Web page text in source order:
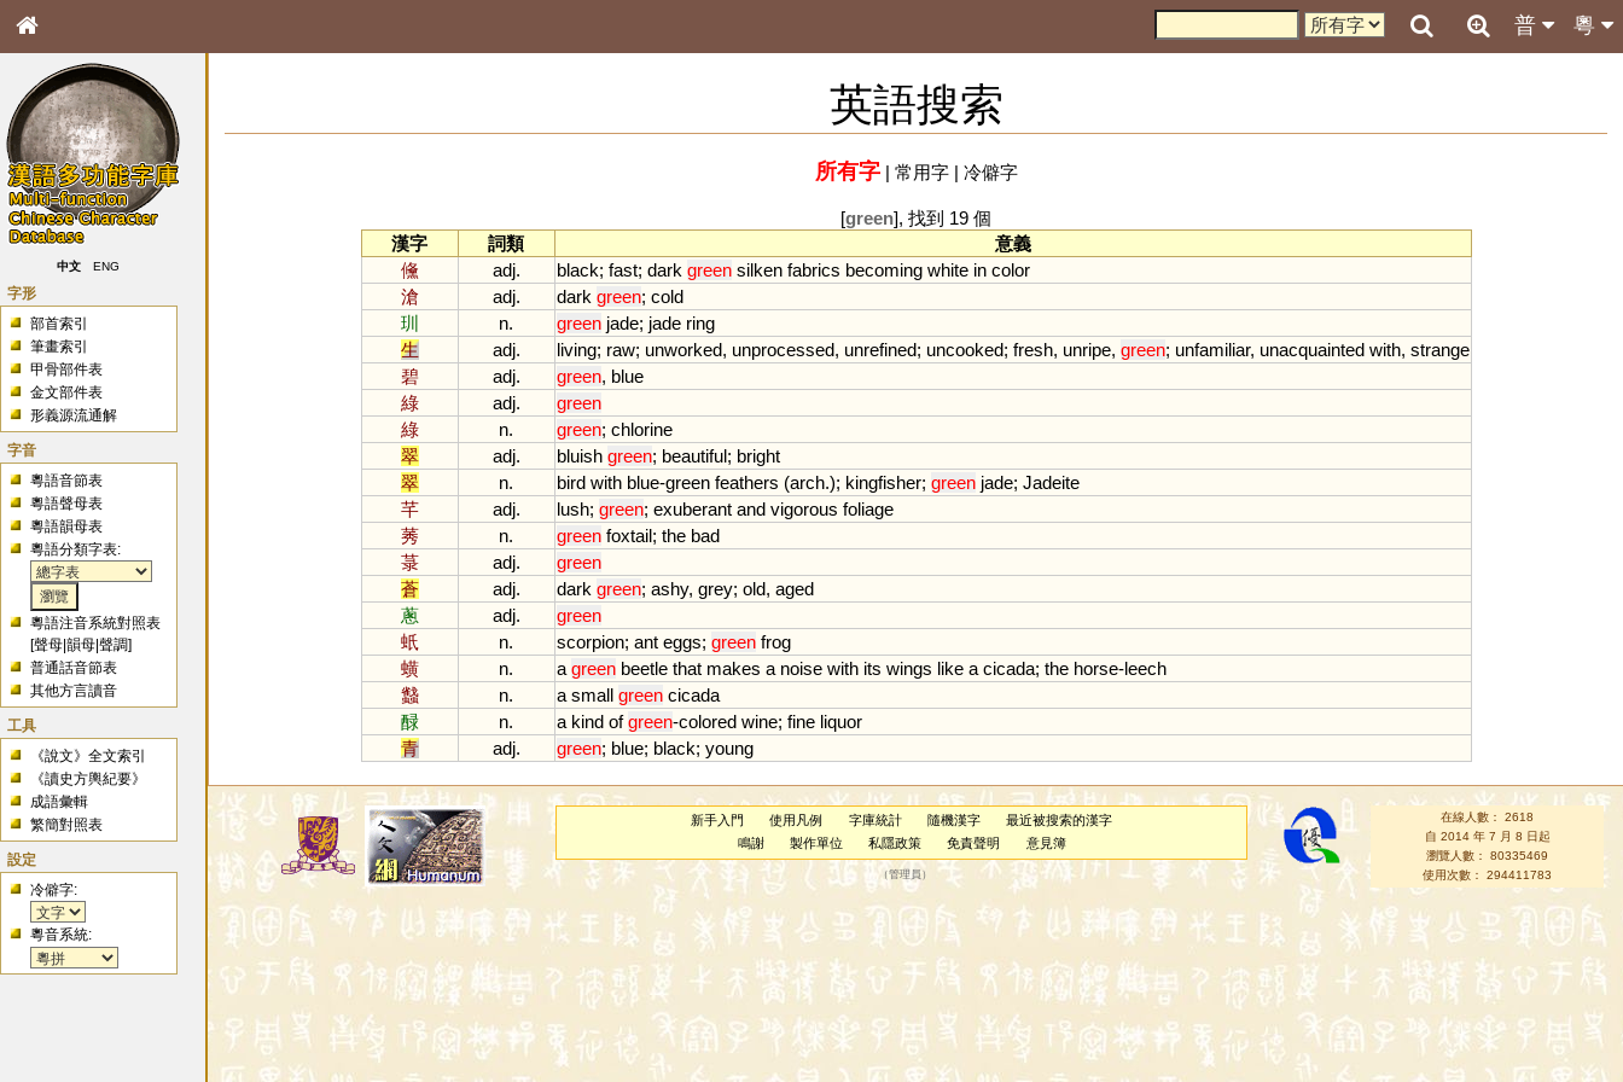
粵
普
中文 ENG
字形
部首索引
筆畫索引
甲骨部件表
金文部件表
形義源流通解
字音
粵語音節表
粵語聲母表
粵語韻母表
粵語分類字表:
粵語注音系統對照表
[聲母 |韻母 |聲調]
普通話音節表
其他方言讀音
工具
《說文》全文索引
《讀史方輿紀要》
成語彙輯
繁簡對照表
設定
冷僻字:
粵音系統:
英語搜索
所有字| 常用字| 冷僻字
[green], 找到 19 個
漢字
詞類
意義
儵
adj. black; fast; dark green silken fabrics becoming white in color
滄
adj. dark green; cold
玔
n. green jade; jade ring
生
adj. living; raw; unworked, unprocessed, unrefined; uncooked; fresh, unripe, green; unfamiliar, unacquainted with, strange
碧
adj. green, blue
綠
adj.
green
綠
n. green; chlorine
翠
adj. bluish green; beautiful; bright
翠
n. bird with blue-green feathers (arch.); kingfisher; green jade; Jadeite
芊
adj. lush; green; exuberant and vigorous foliage
莠
n. green foxtail; the bad
菉
adj.
green
蒼
adj. dark green; ashy, grey; old, aged
蔥
adj.
green
蚔
n. scorpion; ant eggs; green frog
蟥
n. a green beetle that makes a noise with its wings like a cicada; the horse-leech
蠽
n. a small green cicada
醁
n. a kind of green-colored wine; fine liquor
青
adj. green; blue; black; young
新手入門 使用凡例 字庫統計 隨機漢字
最近被搜索的漢字
鳴謝
製作單位 私隱政策 免責聲明 意見簿
（管理員 ）
在線人數： 2618
自 2014 年 7 月 8 日起
瀏覽人數： 80335469
使用次數： 294411783